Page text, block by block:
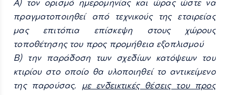
Α) τον ορισμό ημερομηνίας και ώρας ώστε να
πραγματοποιηθεί από τεχνικούς της εταιρείας
μας επιτόπια επίσκεψη στους χώρους
τοποθέτησης του προς προμήθεια εξοπλισμού
Β) την παράδοση των σχεδίων κατόψεων του
κτιρίου στο οποίο θα υλοποιηθεί το αντικείμενο
της παρούσας, με ενδεικτικές θέσεις του προς